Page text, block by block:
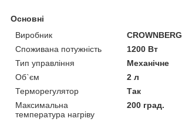
Основні
Виробник
CROWNBERG
Споживана потужність
1200 Вт
Тип управління
Механічне
Об`єм
2 л
Терморегулятор
Так
Максимальна
температура нагріву
200 град.